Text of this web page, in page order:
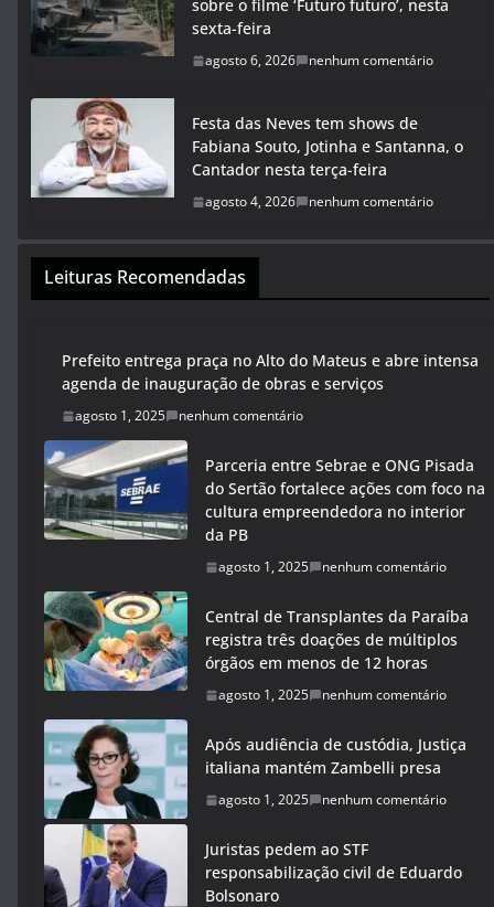
sobre o filme ‘Futuro futuro’, nesta
sexta-feira
agosto 6, 2026 nenhum comentário
Festa das Neves tem shows de
Fabiana Souto, Jotinha e Santanna, o
Cantador nesta terça-feira
agosto 4, 2026 nenhum comentário
Leituras Recomendadas
Prefeito entrega praça no Alto do Mateus e abre intensa
agenda de inauguração de obras e serviços
agosto 1, 2025 nenhum comentário
Parceria entre Sebrae e ONG Pisada
do Sertão fortalece ações com foco na
cultura empreendedora no interior
da PB
agosto 1, 2025 nenhum comentário
Central de Transplantes da Paraíba
registra três doações de múltiplos
órgãos em menos de 12 horas
agosto 1, 2025 nenhum comentário
Após audiência de custódia, Justiça
italiana mantém Zambelli presa
agosto 1, 2025 nenhum comentário
Juristas pedem ao STF
responsabilização civil de Eduardo
Bolsonaro